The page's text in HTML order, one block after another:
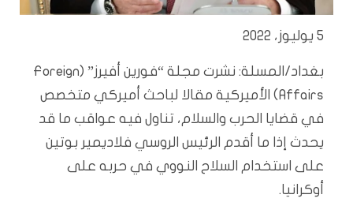
5 يوليوز، 2022
بغداد/المسلة: نشرت مجلة “فورين أفيرز” (Foreign
Affairs) الأميركية مقالا لباحث أميركي متخصص
في قضايا الحرب والسلام، تناول فيه عواقب ما قد
يحدث إذا ما أقدم الرئيس الروسي فلاديمير بوتين
على استخدام السلاح النووي في حربه على
أوكرانيا.